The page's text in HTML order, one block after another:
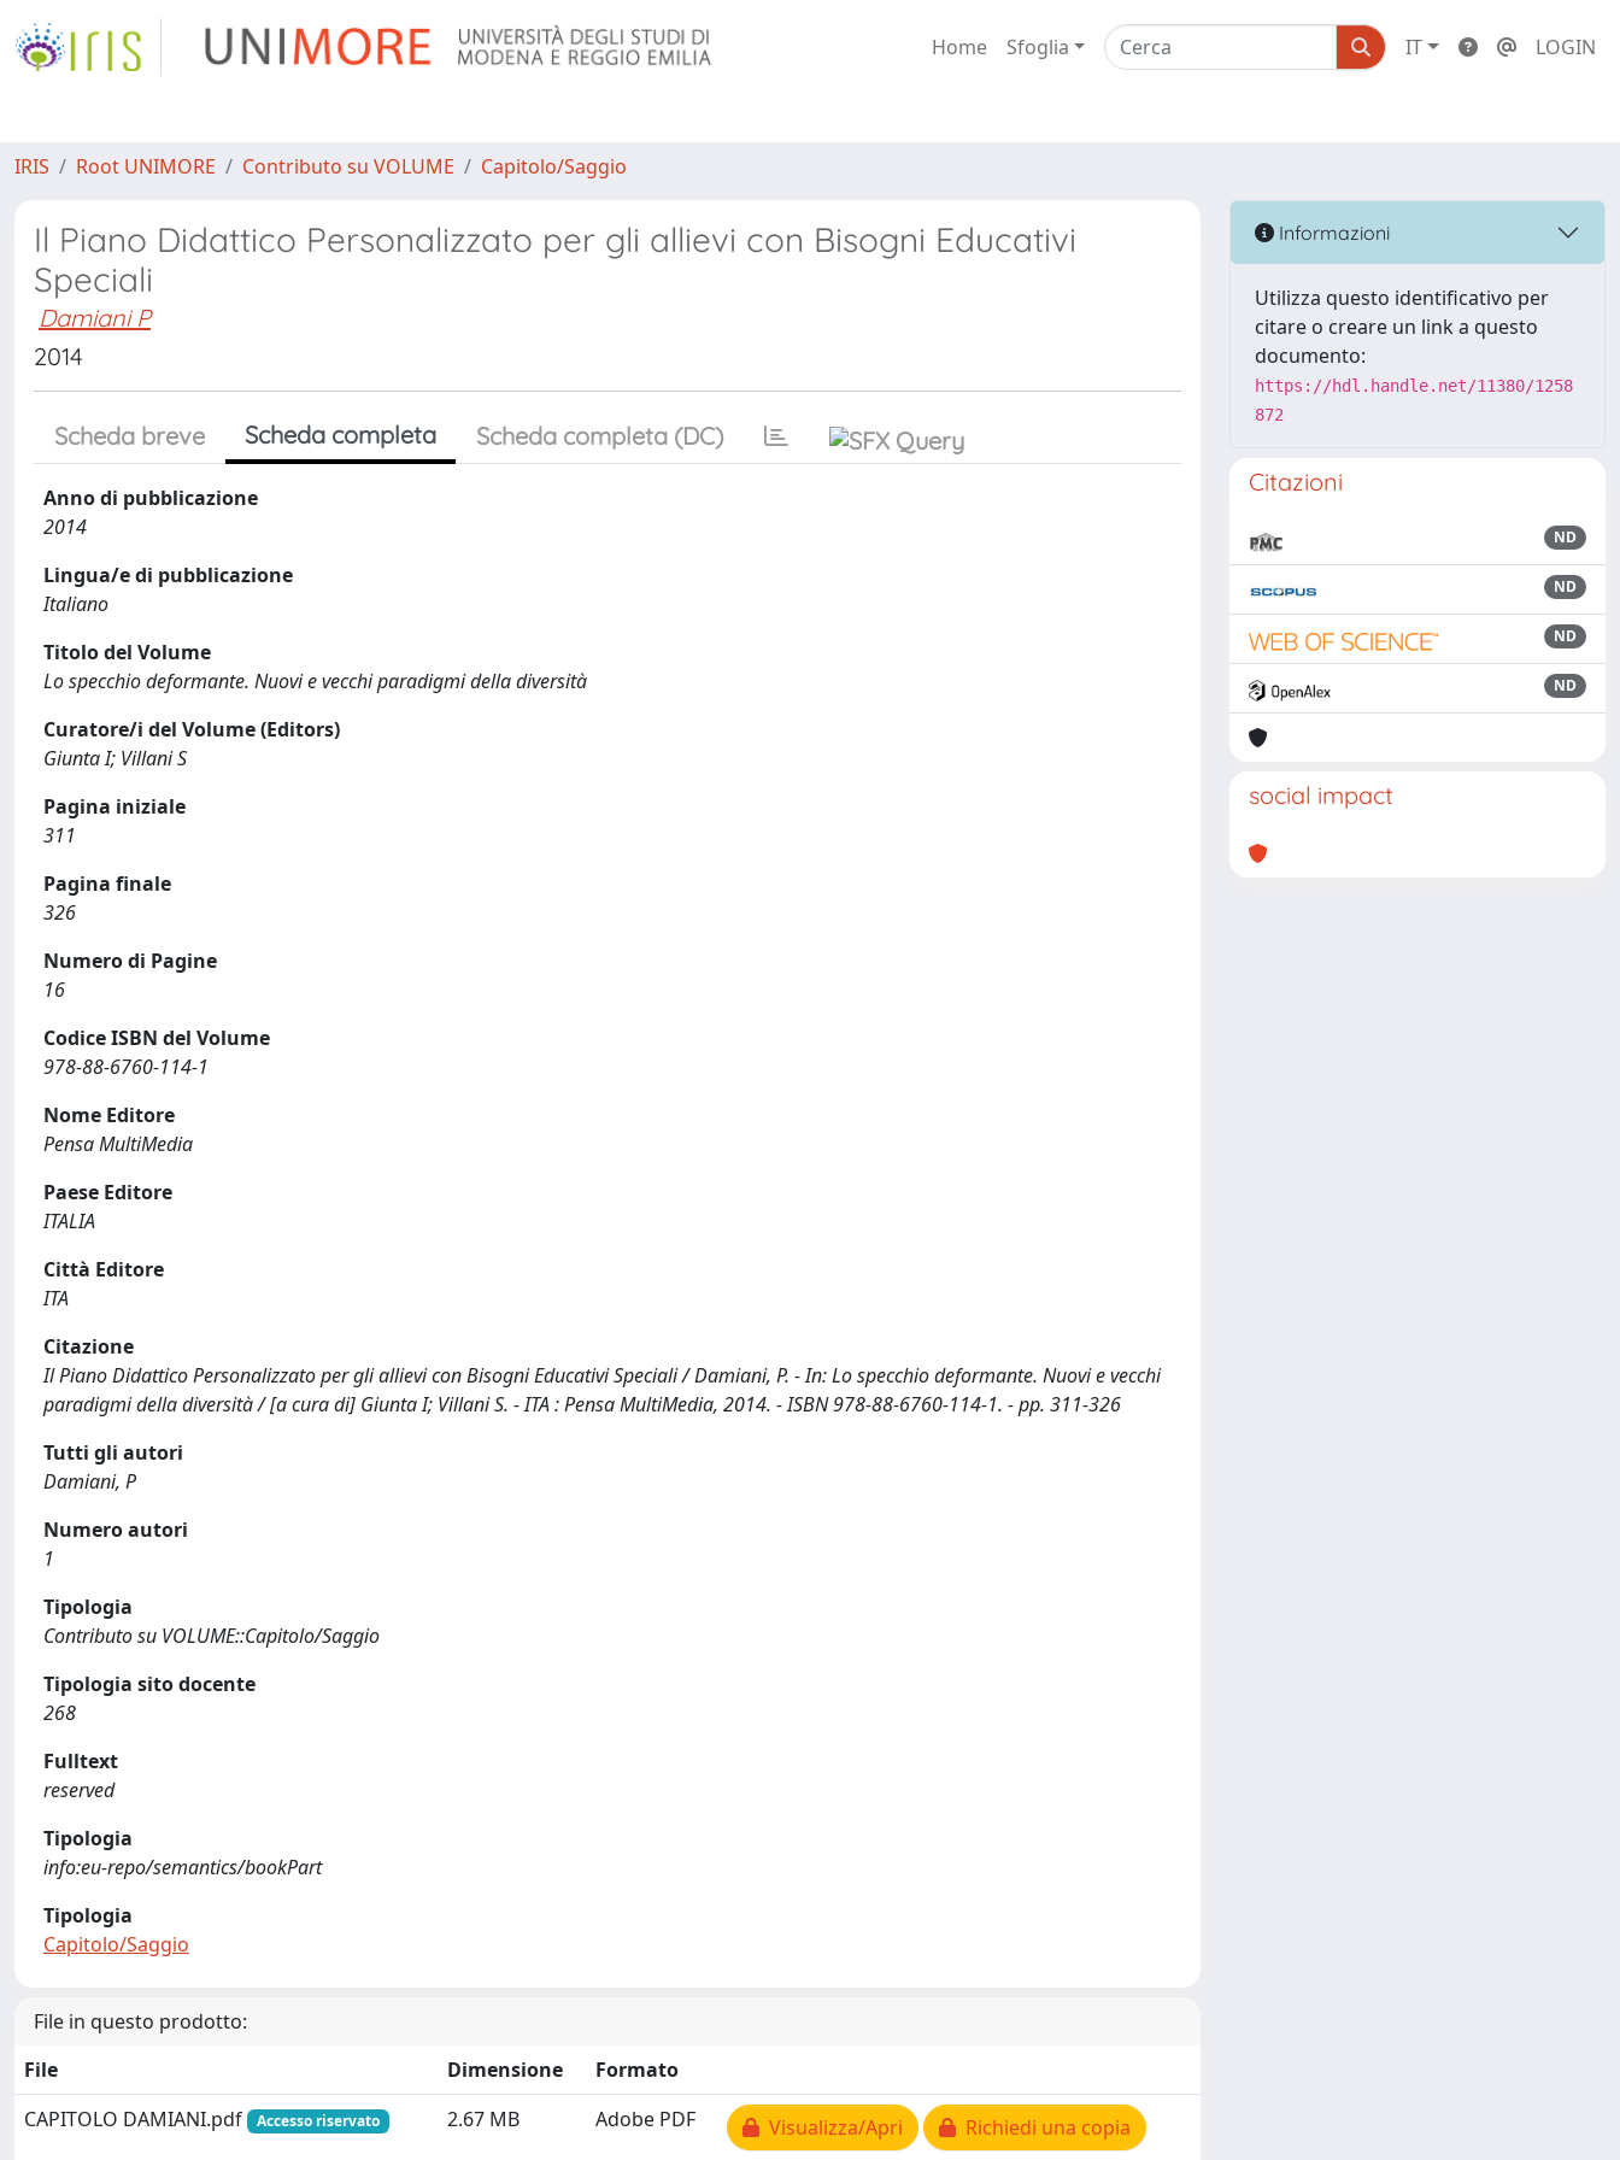
Home Sfoglia IT LOGIN
IRIS Root UNIMORE Contributo su VOLUME Capitolo/Saggio
Il Piano Didattico Personalizzato per gli allievi con Bisogni Educativi
Speciali
Damiani P
2014
Scheda breve Scheda completa Scheda completa (DC)
Anno di pubblicazione
2014
Lingua/e di pubblicazione
Italiano
Titolo del Volume
Lo specchio deformante. Nuovi e vecchi paradigmi della diversità
Curatore/i del Volume (Editors)
Giunta I; Villani S
Pagina iniziale
311
Pagina finale
326
Numero di Pagine
16
Codice ISBN del Volume
978-88-6760-114-1
Nome Editore
Pensa MultiMedia
Paese Editore
ITALIA
Città Editore
ITA
Citazione
Il Piano Didattico Personalizzato per gli allievi con Bisogni Educativi Speciali / Damiani, P. - In: Lo specchio deformante. Nuovi e vecchi
paradigmi della diversità / [a cura di] Giunta I; Villani S. - ITA : Pensa MultiMedia, 2014. - ISBN 978-88-6760-114-1. - pp. 311-326
Tutti gli autori
Damiani, P
Numero autori
1
Tipologia
Contributo su VOLUME::Capitolo/Saggio
Tipologia sito docente
268
Fulltext
reserved
Tipologia
info:eu-repo/semantics/bookPart
Tipologia
Capitolo/Saggio
File in questo prodotto:
File
Dimensione
Formato
CAPITOLO DAMIANI.pdf
Accesso riservato 2.67 MB Adobe PDF Visualizza/Apri Richiedi una copia
Informazioni
Utilizza questo identificativo per
citare o creare un link a questo
documento:
https://hdl.handle.net/11380/1258
872
Citazioni
ND
ND
ND
ND
social impact